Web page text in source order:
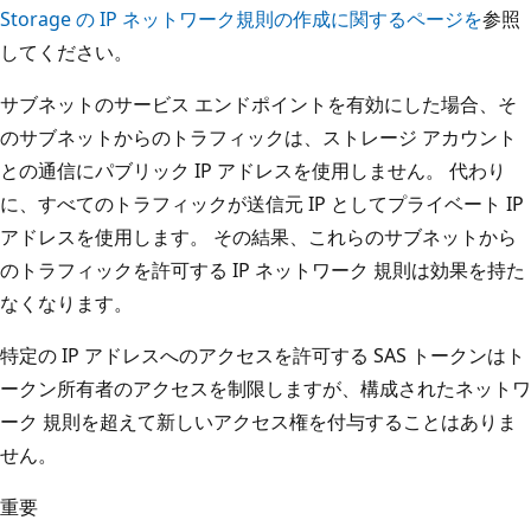
Storage の IP ネットワーク規則の作成に関するページを参照
してください。
サブネットのサービス エンドポイントを有効にした場合、そ
のサブネットからのトラフィックは、ストレージ アカウント
との通信にパブリック IP アドレスを使用しません。 代わり
に、すべてのトラフィックが送信元 IP としてプライベート IP
アドレスを使用します。 その結果、これらのサブネットから
のトラフィックを許可する IP ネットワーク 規則は効果を持た
なくなります。
特定の IP アドレスへのアクセスを許可する SAS トークンはト
ークン所有者のアクセスを制限しますが、構成されたネットワ
ーク 規則を超えて新しいアクセス権を付与することはありま
せん。
重要